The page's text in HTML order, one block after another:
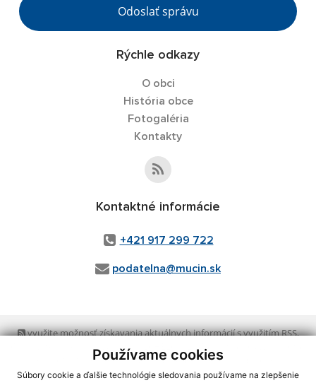
Používame cookies
Súbory cookie a ďalšie technológie sledovania používame na zlepšenie
Odoslať správu
Rýchle odkazy
O obci
História obce
Fotogaléria
Kontakty
Kontaktné informácie
+421 917 299 722
podatelna@mucin.sk
využite možnosť získavania aktuálnych informácií s využitím RSS,
CMS systém (redakčný) systém ECHELON 2, Mapa stránok
webex.digital, s.r.o.,domény,registrácia domény
spoločnosť webex.digital, s.r.o.,technický prevádzkovateľ